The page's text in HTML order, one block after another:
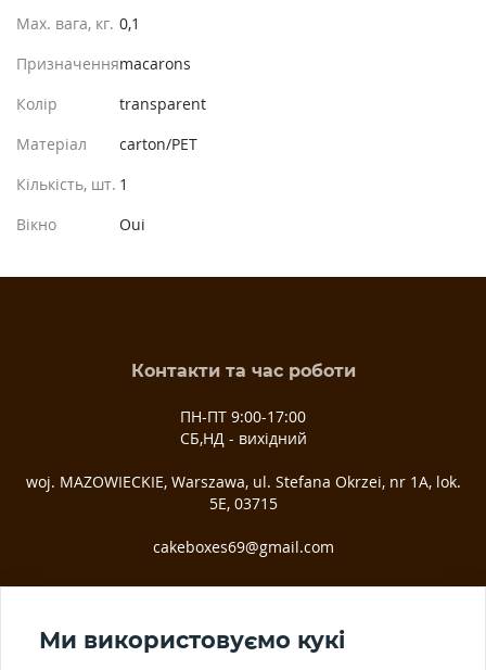
Max. вага, кг. 0,1
Призначенняmacarons
Колір
transparent
Матеріал
carton/PET
Кількість, шт. 1
Вікно
Oui
Контакти та час роботи
ПН-ПТ 9:00-17:00
СБ,НД - вихідний
woj. MAZOWIECKIE, Warszawa, ul. Stefana Okrzei, nr 1A, lok.
5E, 03­715
cakeboxes69@gmail.com
Ми використовуємо кукі